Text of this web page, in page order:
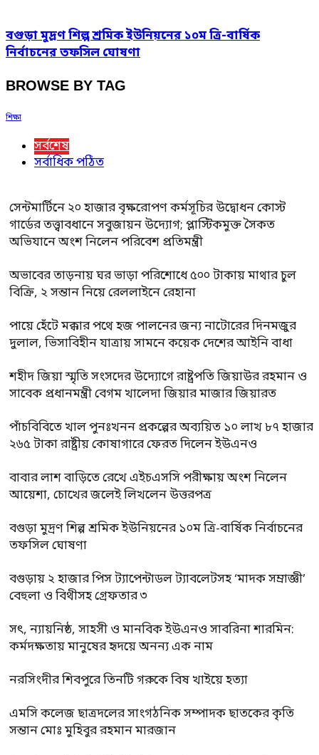
বগুড়া মুদ্রণ শিল্প শ্রমিক ইউনিয়নের ১০ম ত্রি-বার্ষিক
নির্বাচনের তফসিল ঘোষণা
BROWSE BY TAG
শিক্ষা
সর্বশেষ
সর্বাধিক পঠিত
সেন্টমার্টিনে ২০ হাজার বৃক্ষরোপণ কর্মসূচির উদ্বোধন কোস্ট
গার্ডের তত্ত্বাবধানে সবুজায়ন উদ্যোগ; প্লাস্টিকমুক্ত সৈকত
অভিযানে অংশ নিলেন পরিবেশ প্রতিমন্ত্রী
অভাবের তাড়নায় ঘর ভাড়া পরিশোধে ৫০০ টাকায় মাথার চুল
বিক্রি, ২ সন্তান নিয়ে রেললাইনে রেহানা
পায়ে হেঁটে মক্কার পথে হজ পালনের জন্য নাটোরের দিনমজুর
দুলাল, ভিসাবিহীন যাত্রায় সামনে কয়েক দেশের আইনি বাধা
শহীদ জিয়া স্মৃতি সংসদের উদ্যোগে রাষ্ট্রপতি জিয়াউর রহমান ও
সাবেক প্রধানমন্ত্রী বেগম খালেদা জিয়ার মাজার জিয়ারত
পাঁচবিবিতে খাল পুনঃখনন প্রকল্পের অব্যয়িত ১০ লাখ ৮৭ হাজার
২৬৫ টাকা রাষ্ট্রীয় কোষাগারে ফেরত দিলেন ইউএনও
বাবার লাশ বাড়িতে রেখে এইচএসসি পরীক্ষায় অংশ নিলেন
আয়েশা, চোখের জলেই লিখলেন উত্তরপত্র
বগুড়া মুদ্রণ শিল্প শ্রমিক ইউনিয়নের ১০ম ত্রি-বার্ষিক নির্বাচনের
তফসিল ঘোষণা
বগুড়ায় ২ হাজার পিস ট্যাপেন্টাডল ট্যাবলেটসহ ‘মাদক সম্রাজ্ঞী’
বেহুলা ও বিথীসহ গ্রেফতার ৩
সৎ, ন্যায়নিষ্ঠ, সাহসী ও মানবিক ইউএনও সাবরিনা শারমিন:
কর্মদক্ষতায় মানুষের হৃদয়ে অনন্য এক নাম
নরসিংদীর শিবপুরে তিনটি গরুকে বিষ খাইয়ে হত্যা
এমসি কলেজ ছাত্রদলের সাংগঠনিক সম্পাদক ছাতকের কৃতি
সন্তান মোঃ মুহিবুর রহমান মারজান